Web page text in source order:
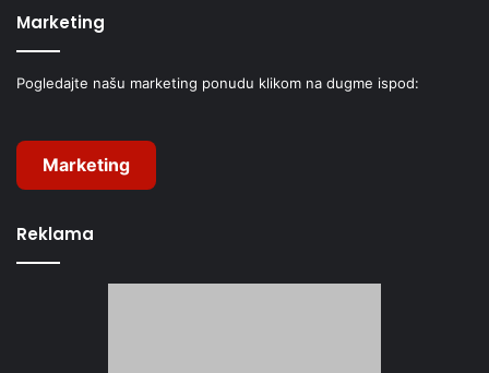
Marketing
Pogledajte našu marketing ponudu klikom na dugme ispod:
Marketing
Reklama